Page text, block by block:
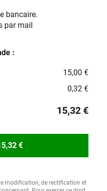
bancaire.
par mail
:
15,00 €
0,32 €
15,32 €
€
modification, de rectification et